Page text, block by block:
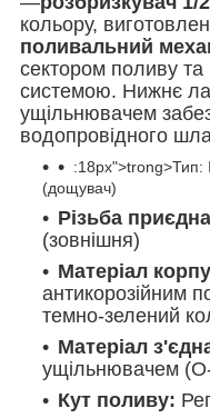
кольору,
поливальний
сектором поливу
системою. Нижнє
ущільнювачем
водопровідного
:18px">trong>Тип:
(дощувач)
Різьба
(зовнішня)
Матеріал
антикорозійним
темно-зелений
Матеріал
ущільнювачем
Кут поливу: